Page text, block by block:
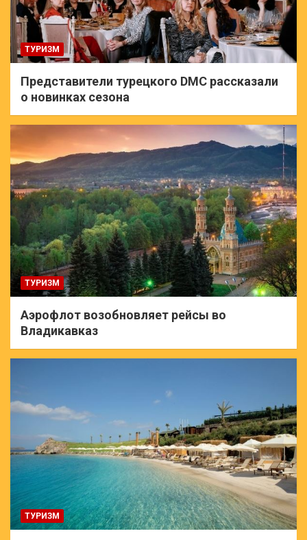
ТУРИЗМ
Представители турецкого DMC рассказали
о новинках сезона
ТУРИЗМ
Аэрофлот возобновляет рейсы во
Владикавказ
ТУРИЗМ